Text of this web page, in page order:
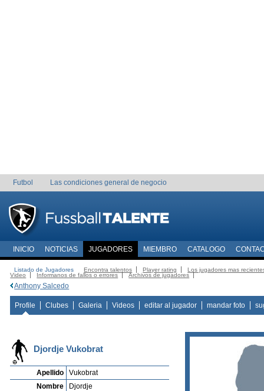
Futbol Las condiciones general de negocio
INICIO NOTICIAS JUGADORES MIEMBRO CATALOGO
Listado de Jugadores Encontra talentos Player rating
Los jugadores mas
Video
Informanos de fallos o errores Archivos de jugadores
Anthony Salcedo
Profile Clubes Galeria Videos editar al jugador mandar foto
Djordje Vukobrat
Apellido
Vukobrat
Nombre
Djordje